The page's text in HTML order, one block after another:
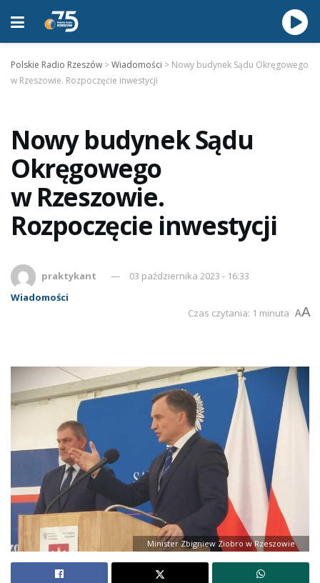
Polskie Radio Rzeszów >Wiadomości > Nowy budynek Sądu Okręgowego
w Rzeszowie. Rozpoczęcie inwestycji
Nowy budynek Sądu
Okręgowego
w Rzeszowie.
Rozpoczęcie inwestycji
praktykant
03 października 2023 - 16:33
Wiadomości
Czas czytania: 1 minuta AA
Minister Zbigniew Ziobro w Rzeszowie